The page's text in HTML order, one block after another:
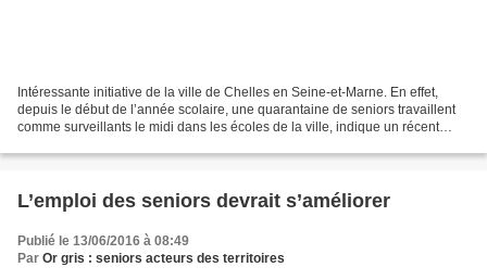
Intéressante initiative de la ville de Chelles en Seine-et-Marne. En effet,
depuis le début de l’année scolaire, une quarantaine de seniors travaillent
comme surveillants le midi dans les écoles de la ville, indique un récent
L’emploi des seniors devrait s’améliorer
Publié le 13/06/2016 à 08:49
Par Or gris : seniors acteurs des territoires